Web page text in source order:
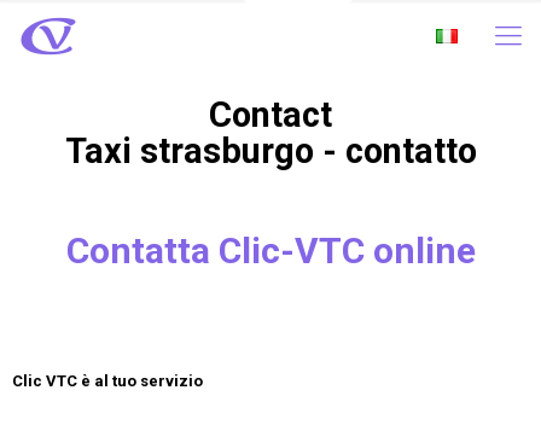
Contact
Taxi strasburgo - contatto
Contatta Clic-VTC online
Clic VTC è al tuo servizio